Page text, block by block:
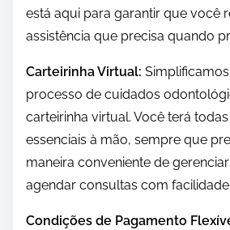
está aqui para garantir que você
assistência que precisa quando
Carteirinha Virtual:
processo de cuidados
carteirinha virtual. Você terá
essenciais à mão, sempre que
maneira conveniente de
agendar consultas com facilidade.
Condições de Pagamento